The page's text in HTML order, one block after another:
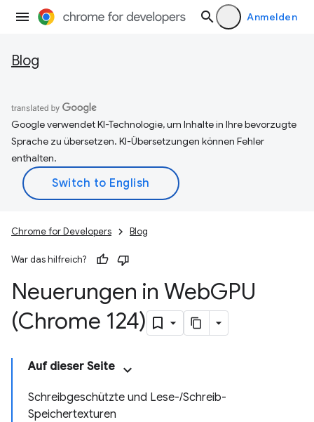
Anmelden
Blog
Google verwendet KI-Technologie, um Inhalte in Ihre bevorzugte
Sprache zu übersetzen. KI-Übersetzungen können Fehler
enthalten.
Chrome for Developers Blog
War das hilfreich?
Neuerungen in WebGPU
(Chrome 124)
Auf dieser Seite
Schreibgeschützte und Lese-/Schreib-
Speichertexturen